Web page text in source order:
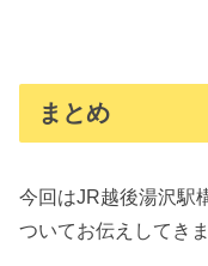
まとめ
今回はJR越後湯沢駅
ついてお伝えしてき